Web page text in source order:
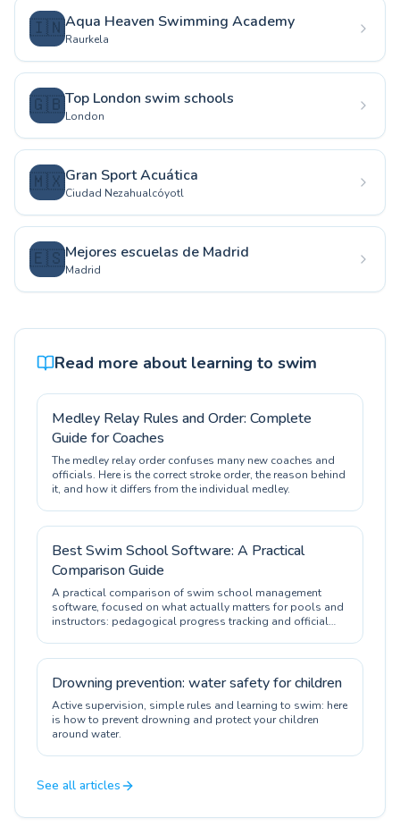
🇮🇳Aqua Heaven Swimming Academy
Raurkela
🇬🇧Top London swim schools
London
🇲🇽Gran Sport Acuática
Ciudad Nezahualcóyotl
🇪🇸Mejores escuelas de Madrid
Madrid
Read more about learning to swim
Medley Relay Rules and Order: Complete
Guide for Coaches
The medley relay order confuses many new coaches and
officials. Here is the correct stroke order, the reason behind
it, and how it differs from the individual medley.
Best Swim School Software: A Practical
Comparison Guide
A practical comparison of swim school management
software, focused on what actually matters for pools and
instructors: pedagogical progress tracking and official
Drowning prevention: water safety for children
Active supervision, simple rules and learning to swim: here
is how to prevent drowning and protect your children
around water.
See all articles